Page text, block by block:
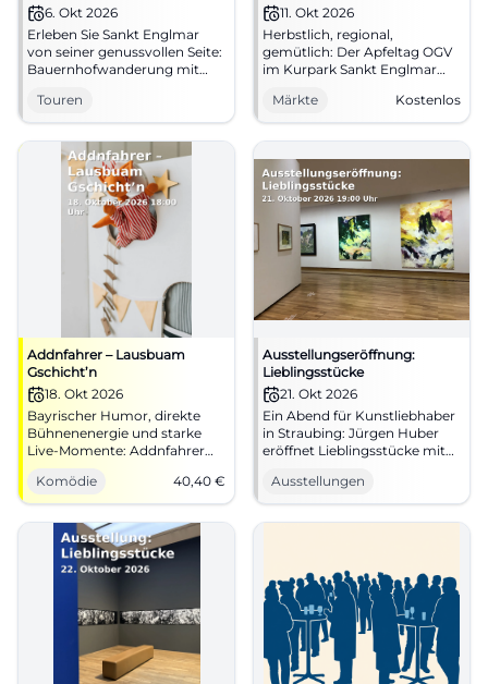
6. Okt 2026
Erleben Sie Sankt Englmar
von seiner genussvollen Seite:
Bauernhofwanderung mit
und echte Heimatmomente.
06.10.2026. #BayerischerWald
Touren
11. Okt 2026
Herbstlich, regional,
gemütlich: Der Apfeltag OGV
im Kurpark Sankt Englmar
echter Dorfatmosphäre.
11.10.2026, Eintritt frei.
#BayerischerWald
Märkte Kostenlos
Addnfahrer – Lausbuam
Gschicht’n
18. Okt 2026
Bayrischer Humor, direkte
Bühnenenergie und starke
Live-Momente: Addnfahrer
kommt nach Straubing. Am
18.10.2026 in der Joseph-von-
Fraunhofer-Halle. #Comedy
Komödie 40,40 €
Ausstellungseröffnung:
Lieblingsstücke
21. Okt 2026
Ein Abend für Kunstliebhaber
in Straubing: Jürgen Huber
eröffnet Lieblingsstücke mit
Musik. #Ausstellung
Ausstellungen